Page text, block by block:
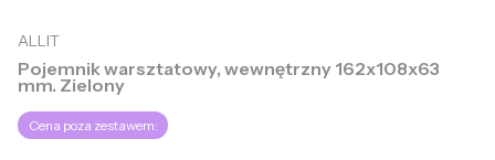
ALLIT
Pojemnik warsztatowy, wewnętrzny 162x108x63
mm. Zielony
Cena poza zestawem: